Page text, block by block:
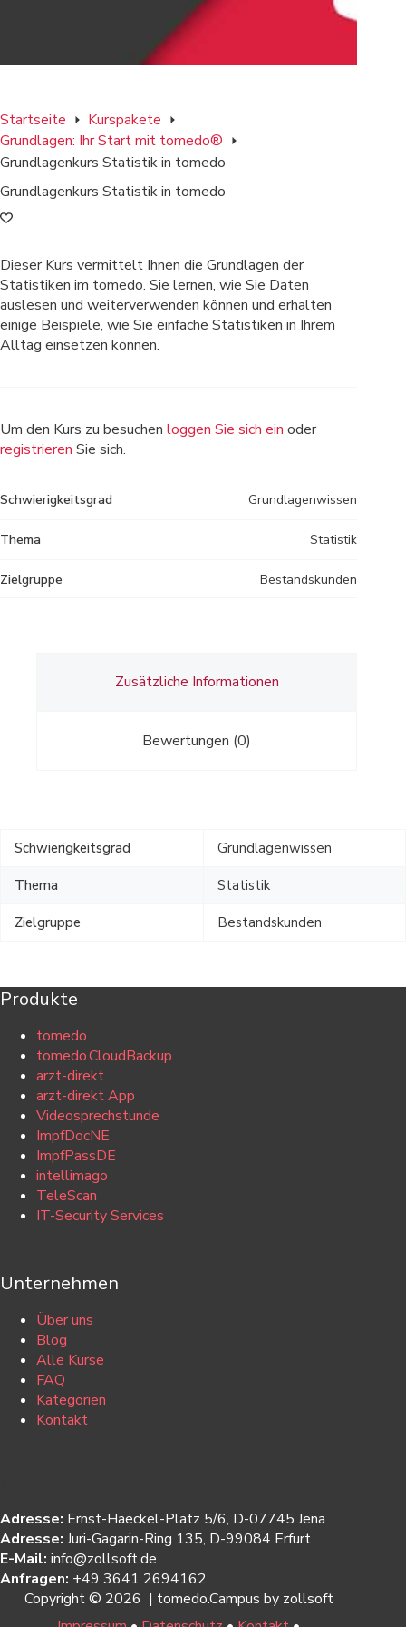
Startseite
Kurspakete
Grundlagen: Ihr Start mit tomedo®
Grundlagenkurs Statistik in tomedo
Grundlagenkurs Statistik in tomedo
Dieser Kurs vermittelt Ihnen die Grundlagen der
Statistiken im tomedo. Sie lernen, wie Sie Daten
auslesen und weiterverwenden können und erhalten
einige Beispiele, wie Sie einfache Statistiken in Ihrem
Alltag einsetzen können.
Um den Kurs zu besuchen loggen Sie sich ein oder
registrieren Sie sich.
Schwierigkeitsgrad Grundlagenwissen
Thema Statistik
Zielgruppe Bestandskunden
Zusätzliche Informationen
Bewertungen (0)
Schwierigkeitsgrad Grundlagenwissen
Thema Statistik
Zielgruppe Bestandskunden
Produkte
tomedo
tomedo.CloudBackup
arzt-direkt
arzt-direkt App
Videosprechstunde
ImpfDocNE
ImpfPassDE
intellimago
TeleScan
IT-Security Services
Unternehmen
Über uns
Blog
Alle Kurse
FAQ
Kategorien
Kontakt
Adresse: Ernst-Haeckel-Platz 5/6, D-07745 Jena
Adresse: Juri-Gagarin-Ring 135, D-99084 Erfurt
E-Mail: info@zollsoft.de
Anfragen: +49 3641 2694162
Copyright © 2026 | tomedo.Campus by zollsoft